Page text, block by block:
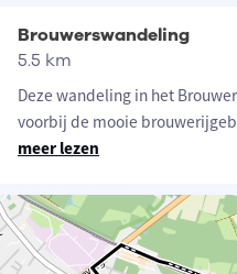
Brouwerswandeling
5.5 km
Deze wandeling in het
voorbij de mooie
meer lezen